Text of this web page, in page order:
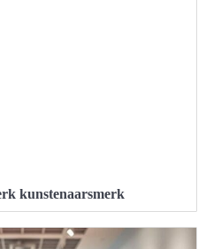
kunstenaarsmerk